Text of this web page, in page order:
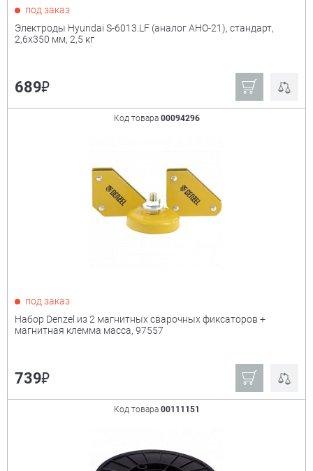
под заказ
Электроды Hyundai S-6013.LF (аналог АНО-21), стандарт,
2,6х350 мм, 2,5 кг
689₽
Код товара 00094296
под заказ
Набор Denzel из 2 магнитных сварочных фиксаторов +
магнитная клемма масса, 97557
739₽
Код товара 00111151